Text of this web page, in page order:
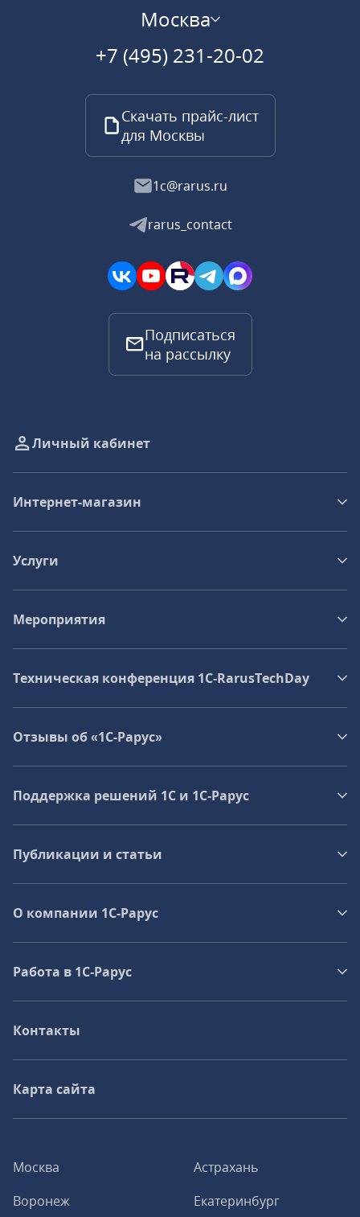
Москва
+7 (495) 231-20-02
Скачать прайс-лист
для Москвы
1c@rarus.ru
rarus_contact
Подписаться
на рассылку
Москва
Астрахань
Воронеж
Екатеринбург
Личный кабинет
Интернет-магазин
Услуги
Мероприятия
Техническая конференция 1C‑RarusTechDay
Отзывы об «1С-Рарус»
Поддержка решений 1С и 1С‑Рарус
Публикации и статьи
О компании 1C-Рарус
Работа в 1С‑Рарус
Контакты
Карта сайта